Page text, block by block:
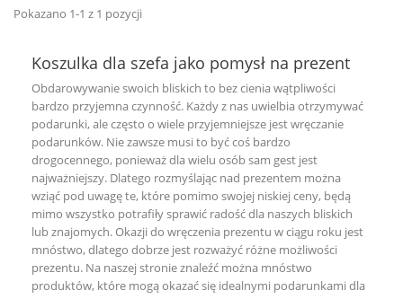
Pokazano 1-1 z 1 pozycji
Koszulka dla szefa jako pomysł na prezent
Obdarowywanie swoich bliskich to bez cienia wątpliwości
bardzo przyjemna czynność. Każdy z nas uwielbia otrzymywać
podarunki, ale często o wiele przyjemniejsze jest wręczanie
podarunków. Nie zawsze musi to być coś bardzo
drogocennego, ponieważ dla wielu osób sam gest jest
najważniejszy. Dlatego rozmyślając nad prezentem można
wziąć pod uwagę te, które pomimo swojej niskiej ceny, będą
mimo wszystko potrafiły sprawić radość dla naszych bliskich
lub znajomych. Okazji do wręczenia prezentu w ciągu roku jest
mnóstwo, dlatego dobrze jest rozważyć różne możliwości
prezentu. Na naszej stronie znaleźć można mnóstwo
produktów, które mogą okazać się idealnymi podarunkami dla